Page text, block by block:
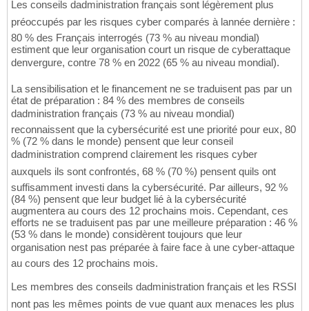
Les conseils dadministration français sont légèrement plus
préoccupés par les risques cyber comparés à lannée dernière :
80 % des Français interrogés (73 % au niveau mondial)
estiment que leur organisation court un risque de cyberattaque
denvergure, contre 78 % en 2022 (65 % au niveau mondial).
La sensibilisation et le financement ne se traduisent pas par un
état de préparation : 84 % des membres de conseils
dadministration français (73 % au niveau mondial)
reconnaissent que la cybersécurité est une priorité pour eux, 80
% (72 % dans le monde) pensent que leur conseil
dadministration comprend clairement les risques cyber
auxquels ils sont confrontés, 68 % (70 %) pensent quils ont
suffisamment investi dans la cybersécurité. Par ailleurs, 92 %
(84 %) pensent que leur budget lié à la cybersécurité
augmentera au cours des 12 prochains mois. Cependant, ces
efforts ne se traduisent pas par une meilleure préparation : 46 %
(53 % dans le monde) considèrent toujours que leur
organisation nest pas préparée à faire face à une cyber-attaque
au cours des 12 prochains mois.
Les membres des conseils dadministration français et les RSSI
nont pas les mêmes points de vue quant aux menaces les plus